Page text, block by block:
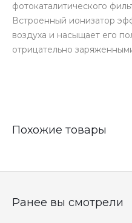
фотокаталитического
Встроенный ионизатор
воздуха и насыщает его
отрицательно
Похожие товары
Ранее вы смотрели